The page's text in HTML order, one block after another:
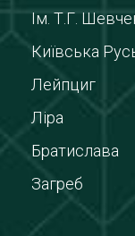
Ім. Т.Г.
Київська
Лейпциг
Ліра
Братислава
Загреб